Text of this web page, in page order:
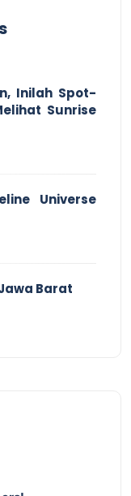
Inilah Spot-
Sunrise
Universe
Barat